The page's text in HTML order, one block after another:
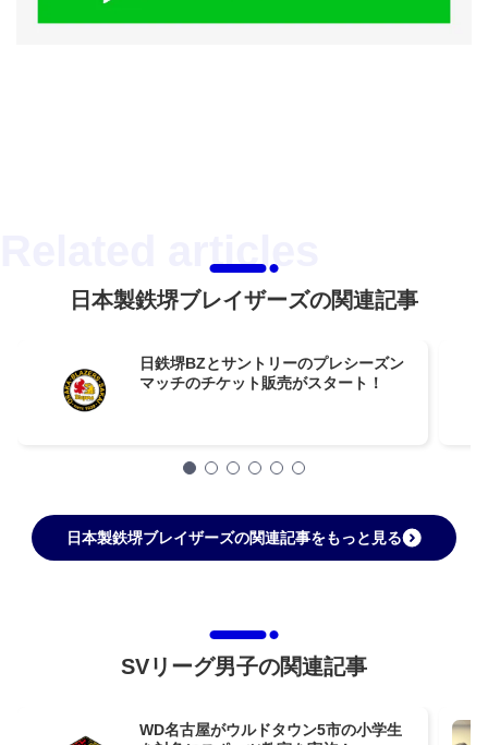
日本製鉄堺ブレイザーズの関連記事
日鉄堺BZとサントリーのプレシーズン
マッチのチケット販売がスタート！
日本製鉄堺ブレイザーズの関連記事をもっと見る
SVリーグ男子の関連記事
WD名古屋がウルドタウン5市の小学生